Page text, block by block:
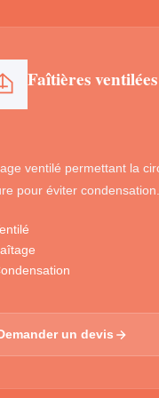
Faîtières ventilées
ventilé permettant la
pour éviter condensation.
Demander un devis